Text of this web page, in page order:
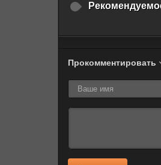
Прокомментировать